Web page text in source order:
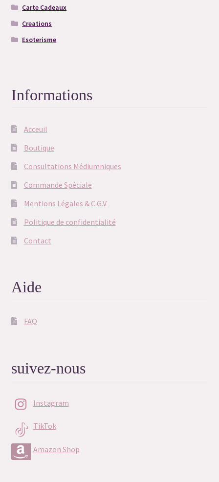
Carte Cadeaux
Creations
Esoterisme
Informations
Acceuil
Boutique
Consultations Médiumniques
Commande Spéciale
Mentions Légales & C.G.V
Politique de confidentialité
Contact
Aide
FAQ
suivez-nous
Instagram
TikTok
Amazon Shop